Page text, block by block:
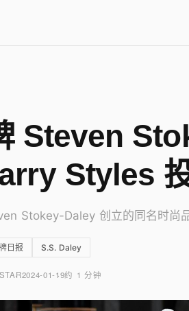
Steven
Styles
Stokey-Daley 创立的同名时尚
日报 S.S. Daley
2024-01-19约 1 分钟